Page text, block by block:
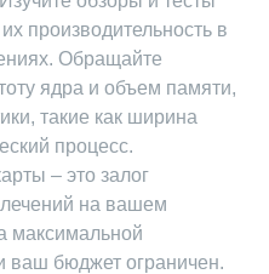
производительность в
Обращайте
ядра и объем памяти,
такие как ширина
процесс.
– это залог
на вашем
максимальной
ваш бюджет ограничен.